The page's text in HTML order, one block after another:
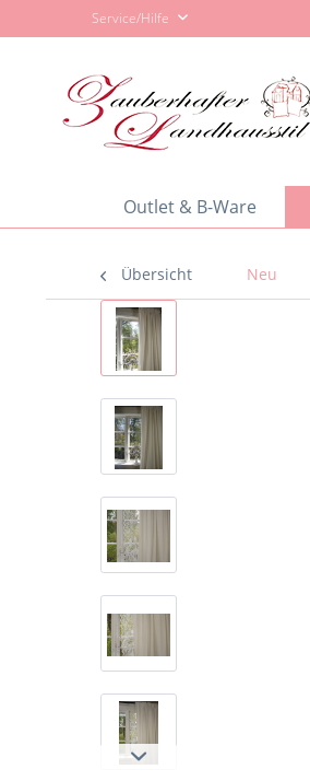
Service/Hilfe
Outlet & B-Ware
Übersicht Neu